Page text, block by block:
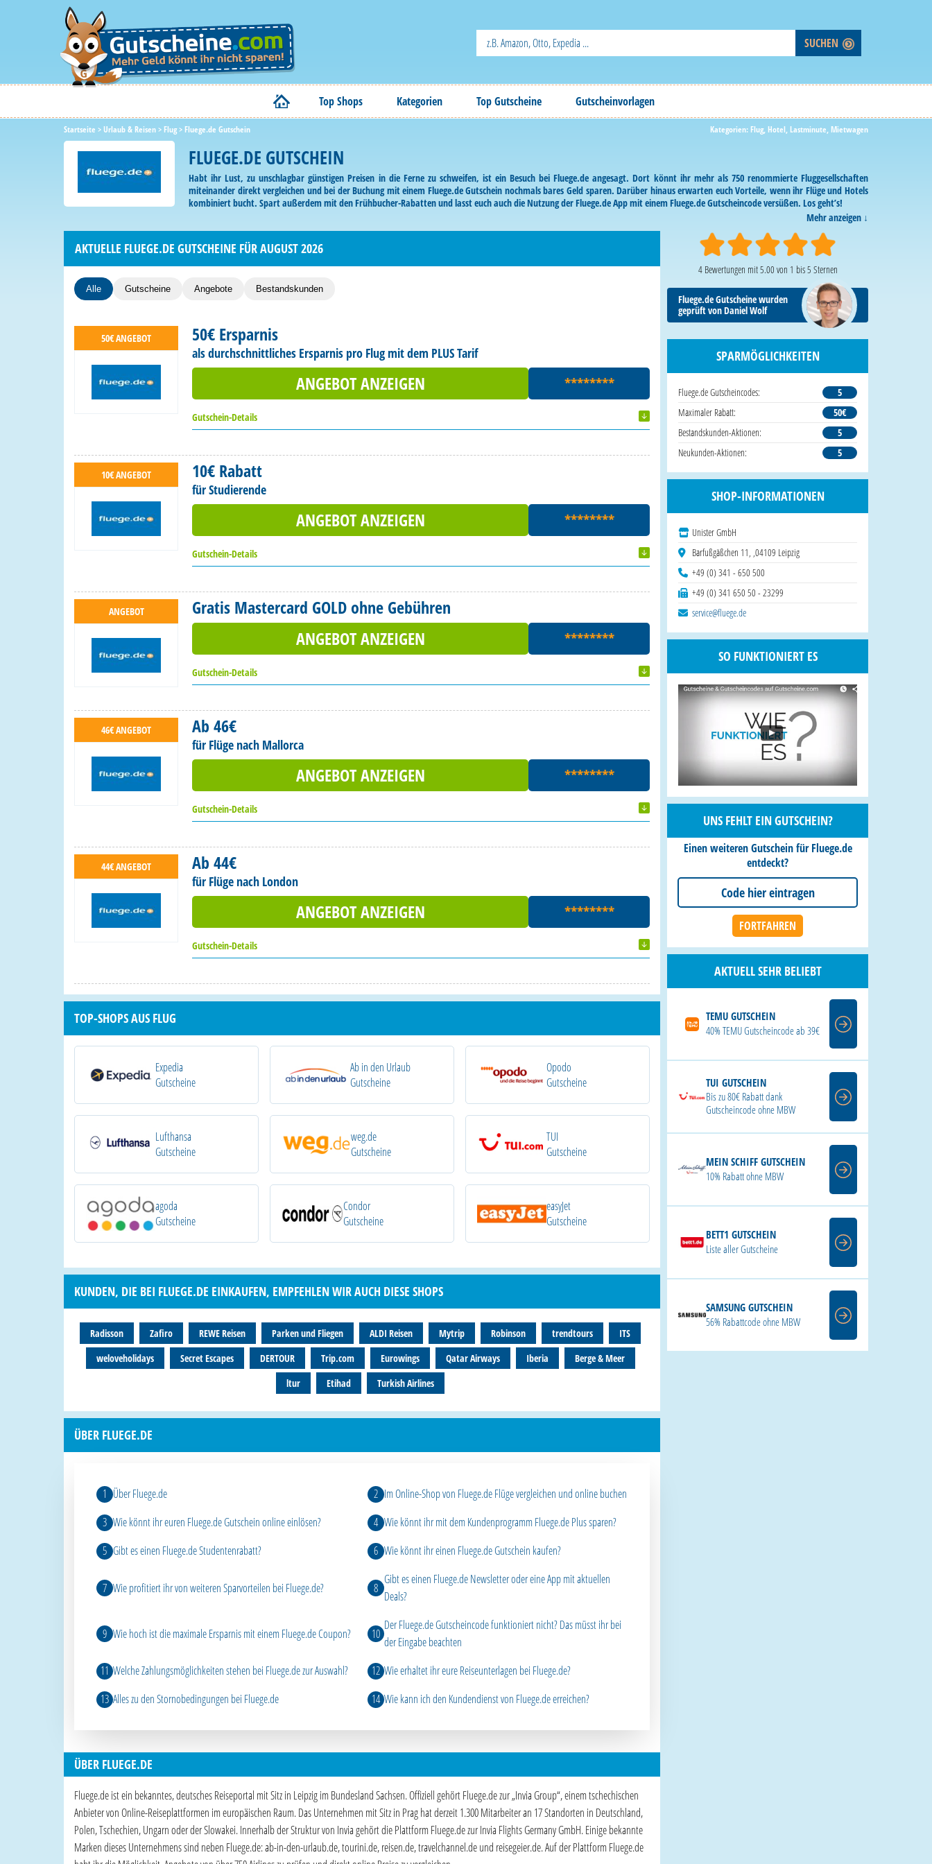
Top Shops Kategorien Top Gutscheine Gutscheinvorlagen
Startseite >Urlaub & Reisen>Flug>Fluege.de Gutschein Kategorien:Flug,Hotel,Lastminute,Mietwagen
FLUEGE.DE GUTSCHEIN
Habt ihr Lust, zu unschlagbar günstigen Preisen in die Ferne zu schweifen, ist ein Besuch bei Fluege.de angesagt. Dort könnt ihr mehr als 750 renommierte Fluggesellschaften
miteinander direkt vergleichen und bei der Buchung mit einem Fluege.de Gutschein nochmals bares Geld sparen. Darüber hinaus erwarten euch Vorteile, wenn ihr Flüge und Hotels
kombiniert bucht. Spart außerdem mit den Frühbucher-Rabatten und lasst euch auch die Nutzung der Fluege.de App mit einem Fluege.de Gutscheincode versüßen. Los geht’s!
Mehr anzeigen
AKTUELLE FLUEGE.DE GUTSCHEINE FÜR AUGUST 2026
Alle Gutscheine Angebote Bestandskunden
50€ ANGEBOT 50€ Ersparnis
als durchschnittliches Ersparnis pro Flug mit dem PLUS Tarif
ANGEBOT ANZEIGEN ********
Gutschein-Details
10€ ANGEBOT 10€ Rabatt
für Studierende
ANGEBOT ANZEIGEN ********
Gutschein-Details
ANGEBOT
Gratis Mastercard GOLD ohne Gebühren
ANGEBOT ANZEIGEN
********
Gutschein-Details
46€ ANGEBOT Ab 46€
für Flüge nach Mallorca
ANGEBOT ANZEIGEN ********
Gutschein-Details
44€ ANGEBOT Ab 44€
für Flüge nach London
ANGEBOT ANZEIGEN ********
Gutschein-Details
TOP-SHOPS AUS FLUG
Expedia
Gutscheine
Ab in den Urlaub
Gutscheine
Opodo
Gutscheine
Lufthansa
Gutscheine
weg.de
Gutscheine
TUI
Gutscheine
agoda
Gutscheine
Condor
Gutscheine
easyJet
Gutscheine
KUNDEN, DIE BEI FLUEGE.DE EINKAUFEN, EMPFEHLEN WIR AUCH DIESE SHOPS
Radisson Zafiro REWE Reisen Parken und Fliegen ALDI Reisen Mytrip Robinson trendtours
ITS
weloveholidays
Secret Escapes DERTOUR Trip.com Eurowings Qatar Airways Iberia
Berge & Meer
ltur
Etihad Turkish Airlines
ÜBER FLUEGE.DE
Über Fluege.de
Im Online-Shop von Fluege.de Flüge vergleichen und online buchen
Wie könnt ihr euren Fluege.de Gutschein online einlösen?
Wie könnt ihr mit dem Kundenprogramm Fluege.de Plus sparen?
Gibt es einen Fluege.de Studentenrabatt?
Wie könnt ihr einen Fluege.de Gutschein kaufen?
Wie profitiert ihr von weiteren Sparvorteilen bei Fluege.de?
Gibt es einen Fluege.de Newsletter oder eine App mit aktuellen
Deals?
Wie hoch ist die maximale Ersparnis mit einem Fluege.de Coupon?
Der Fluege.de Gutscheincode funktioniert nicht? Das müsst ihr bei
der Eingabe beachten
Welche Zahlungsmöglichkeiten stehen bei Fluege.de zur Auswahl?
Wie erhaltet ihr eure Reiseunterlagen bei Fluege.de?
Alles zu den Stornobedingungen bei Fluege.de
Wie kann ich den Kundendienst von Fluege.de erreichen?
ÜBER FLUEGE.DE
Fluege.de ist ein bekanntes, deutsches Reiseportal mit Sitz in Leipzig im Bundesland Sachsen. Offiziell gehört Fluege.de zur „Invia Group“, einem tschechischen
Anbieter von Online-Reiseplattformen im europäischen Raum. Das Unternehmen mit Sitz in Prag hat derzeit 1.300 Mitarbeiter an 17 Standorten in Deutschland,
Polen, Tschechien, Ungarn oder der Slowakei. Innerhalb der Struktur von Invia gehört die Plattform Fluege.de zur Invia Flights Germany GmbH. Einige bekannte
Marken dieses Unternehmens sind neben Fluege.de: ab-in-den-urlaub.de, tourini.de, reisen.de, travelchannel.de und reisegeier.de. Auf der Plattform Fluege.de
4Bewertungen mit5.00 von 1 bis5 Sternen
Fluege.de Gutscheine wurden
geprüft von Daniel Wolf
SPARMÖGLICHKEITEN
Fluege.de Gutscheincodes:
5
Maximaler Rabatt:
50€
Bestandskunden-Aktionen:
5
Neukunden-Aktionen:
5
SHOP-INFORMATIONEN
Unister GmbH
Barfußgäßchen 11, ,04109 Leipzig
+49 (0) 341 - 650 500
+49 (0) 341 650 50 - 23299
service@fluege.de
SO FUNKTIONIERT ES
UNS FEHLT EIN GUTSCHEIN?
Einen weiteren Gutschein für Fluege.de
entdeckt?
AKTUELL SEHR BELIEBT
TEMU GUTSCHEIN
40% TEMU Gutscheincode ab 39€
TUI GUTSCHEIN
Bis zu 80€ Rabatt dank
Gutscheincode ohne MBW
MEIN SCHIFF GUTSCHEIN
10% Rabatt ohne MBW
BETT1 GUTSCHEIN
Liste aller Gutscheine
SAMSUNG GUTSCHEIN
56% Rabattcode ohne MBW